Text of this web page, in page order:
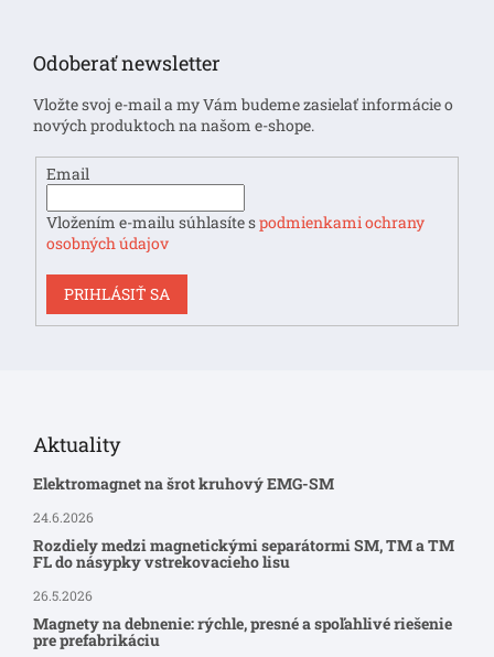
Odoberať newsletter
Vložte svoj e-mail a my Vám budeme zasielať informácie o
nových produktoch na našom e-shope.
Email
Vložením e-mailu súhlasíte spodmienkami ochrany
osobných údajov
PRIHLÁSIŤ SA
Aktuality
Elektromagnet na šrot kruhový EMG-SM
24.6.2026
Rozdiely medzi magnetickými separátormi SM, TM a TM
FL do násypky vstrekovacieho lisu
26.5.2026
Magnety na debnenie: rýchle, presné a spoľahlivé riešenie
pre prefabrikáciu